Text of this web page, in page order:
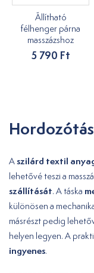
Állítható
félhenger párna
masszázshoz
5 790 Ft
Aszilárd textil
lehetővé teszi a
szállítását. A táska
különösen a
másrészt pedig
helyen legyen. A
ingyenes.